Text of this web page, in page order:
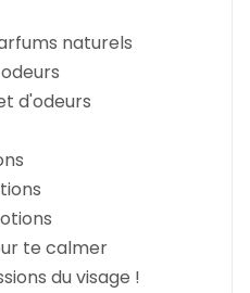
naturels
d'odeurs
te calmer
du visage !